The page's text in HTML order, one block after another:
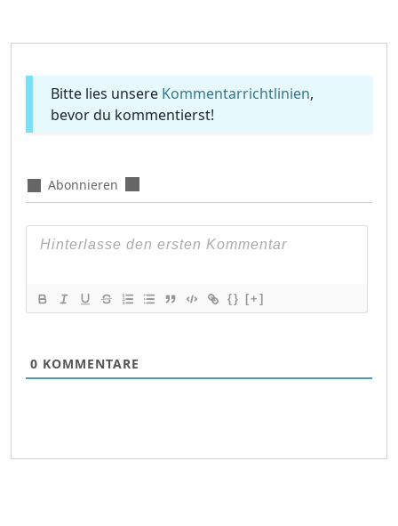
Bitte lies unsere Kommentarrichtlinien,
bevor du kommentierst!
Abonnieren
{} [+]
0 KOMMENTARE